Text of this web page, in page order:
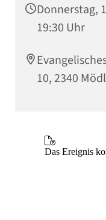
Donnerstag,
19:30 Uhr
10, 2340